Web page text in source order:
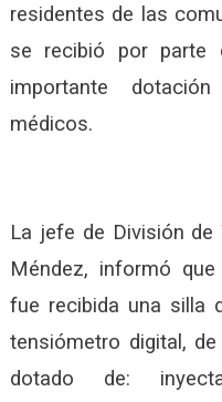
residentes de las
se recibió por parte
importante
médicos.
La jefe de División de
Méndez, informó
fue recibida una silla
tensiómetro digital,
dotado de: